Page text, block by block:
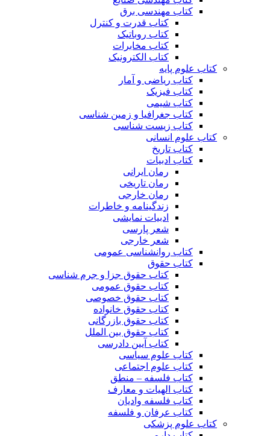
کتاب مهندسی برق
کتاب قدرت و کنترل
کتاب روباتیک
کتاب مخابرات
کتاب الکترونیک
کتاب علوم پایه
کتاب ریاضی و آمار
کتاب فیزیک
کتاب شیمی
کتاب جغرافیا و زمین شناسی
کتاب زیست شناسی
کتاب علوم انسانی
کتاب تاریخ
کتاب ادبیات
رمان ایرانی
رمان تاریخی
رمان خارجی
زندگینامه و خاطرات
ادبیات نمایشی
شعر پارسی
شعر خارجی
کتاب روانشناسی عمومی
کتاب حقوق
کتاب حقوق جزا و جرم شناسی
کتاب حقوق عمومی
کتاب حقوق خصوصی
کتاب حقوق خانواده
کتاب حقوق بازرگانی
کتاب حقوق بین الملل
کتاب آیین دادرسی
کتاب علوم سیاسی
کتاب علوم اجتماعی
کتاب فلسفه – منطق
کتاب الهیات و معارف
کتاب فلسفه وادیان
کتاب عرفان و فلسفه
کتاب علوم پزشکی